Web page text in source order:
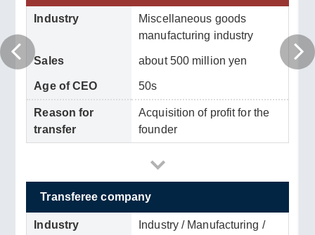
Industry
Miscellaneous goods
manufacturing industry
Sales about 500 million yen
Age of CEO 50s
Reason for
transfer
Acquisition of profit for the
founder
Transferee company
Industry
Industry / Manufacturing /